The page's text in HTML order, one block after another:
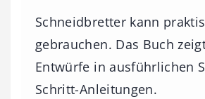
Schneidbretter kann
gebrauchen. Das Buch
Entwürfe in ausführlichen
Schritt-Anleitungen.